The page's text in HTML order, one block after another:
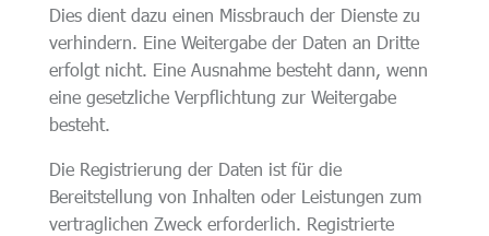
Dies dient dazu einen Missbrauch der Dienste zu
verhindern. Eine Weitergabe der Daten an Dritte
erfolgt nicht. Eine Ausnahme besteht dann, wenn
eine gesetzliche Verpflichtung zur Weitergabe
besteht.
Die Registrierung der Daten ist für die
Bereitstellung von Inhalten oder Leistungen zum
vertraglichen Zweck erforderlich. Registrierte